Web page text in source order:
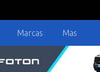
Marcas Mas